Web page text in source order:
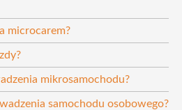
microcarem?
mikrosamochodu?
samochodu osobowego?